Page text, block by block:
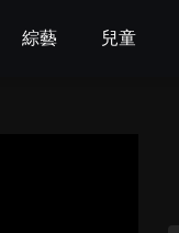
綜藝 兒童